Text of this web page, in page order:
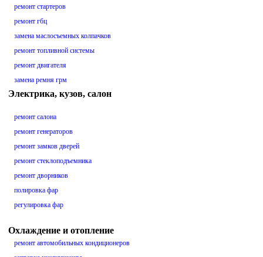
ремонт стартеров
ремонт гбц
замена маслосъемных колпачков
ремонт топливной системы
ремонт двигателя
замена ремня грм
Электрика, кузов, салон
ремонт салона
ремонт генераторов
ремонт замков дверей
ремонт стеклоподъемника
ремонт дворников
полировка фар
регулировка фар
Охлаждение и отопление
ремонт автомобильных кондиционеров